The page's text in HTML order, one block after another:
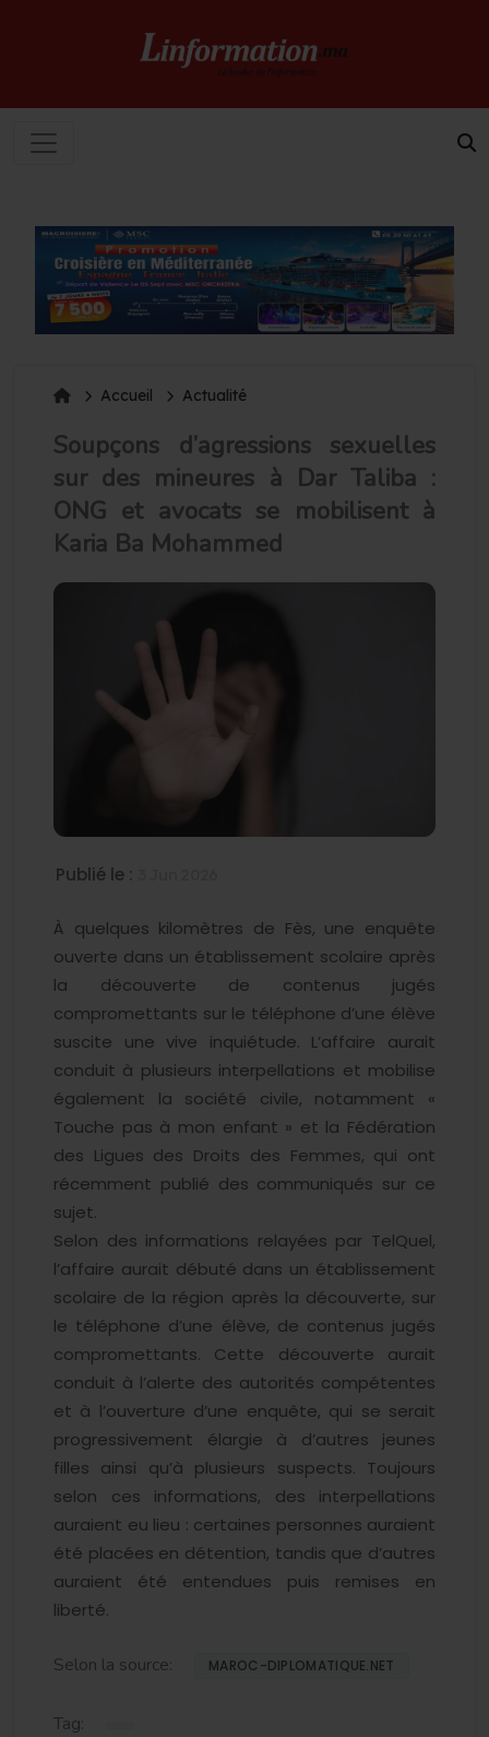
Accueil Actualité
Soupçons d’agressions sexuelles
sur des mineures à Dar Taliba :
ONG et avocats se mobilisent à
Karia Ba Mohammed
Publié le :
À quelques kilomètres de Fès, une enquête
ouverte dans un établissement scolaire après
la découverte de contenus jugés
compromettants sur le téléphone d’une élève
suscite une vive inquiétude. L’affaire aurait
conduit à plusieurs interpellations et mobilise
également la société civile, notamment «
Touche pas à mon enfant » et la Fédération
des Ligues des Droits des Femmes, qui ont
récemment publié des communiqués sur ce
sujet.
Selon des informations relayées par TelQuel,
l’affaire aurait débuté dans un établissement
scolaire de la région après la découverte, sur
le téléphone d’une élève, de contenus jugés
compromettants. Cette découverte aurait
conduit à l’alerte des autorités compétentes
et à l’ouverture d’une enquête, qui se serait
progressivement élargie à d’autres jeunes
filles ainsi qu’à plusieurs suspects. Toujours
selon ces informations, des interpellations
auraient eu lieu : certaines personnes auraient
été placées en détention, tandis que d’autres
auraient été entendues puis remises en
liberté.
Selon la source: MAROC-DIPLOMATIQUE.NET
Tag: